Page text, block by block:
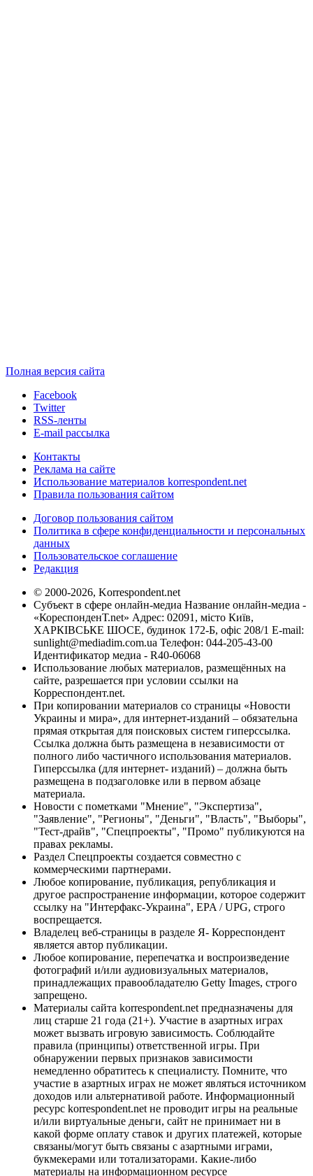
Полная версия сайта
Facebook
Twitter
RSS-ленты
E-mail рассылка
Контакты
Реклама на сайте
Использование материалов korrespondent.net
Правила пользования сайтом
Договор пользования сайтом
Политика в сфере конфиденциальности и персональных
данных
Пользовательское соглашение
Редакция
© 2000-2026, Korrespondent.net
Субъект в сфере онлайн-медиа Название онлайн-медиа -
«КореспонденТ.net» Адрес: 02091, місто Київ,
ХАРКІВСЬКЕ ШОСЕ, будинок 172-Б, офіс 208/1 E-mail:
sunlight@mediadim.com.ua Телефон: 044-205-43-00
Идентификатор медиа - R40-06068
Использование любых материалов, размещённых на
сайте, разрешается при условии ссылки на
Корреспондент.net.
При копировании материалов со страницы «Новости
Украины и мира», для интернет-изданий – обязательна
прямая открытая для поисковых систем гиперссылка.
Ссылка должна быть размещена в независимости от
полного либо частичного использования материалов.
Гиперссылка (для интернет- изданий) – должна быть
размещена в подзаголовке или в первом абзаце
материала.
Новости с пометками "Мнение", "Экспертиза",
"Заявление", "Регионы", "Деньги", "Власть", "Выборы",
"Тест-драйв", "Спецпроекты", "Промо" публикуются на
правах рекламы.
Раздел Спецпроекты создается совместно с
коммерческими партнерами.
Любое копирование, публикация, републикация и
другое распространение информации, которое содержит
ссылку на "Интерфакс-Украина", EPA / UPG, строго
воспрещается.
Владелец веб-страницы в разделе Я- Корреспондент
является автор публикации.
Любое копирование, перепечатка и воспроизведение
фотографий и/или аудиовизуальных материалов,
принадлежащих правообладателю Getty Images, строго
запрещено.
Материалы сайта korrespondent.net предназначены для
лиц старше 21 года (21+). Участие в азартных играх
может вызвать игровую зависимость. Соблюдайте
правила (принципы) ответственной игры. При
обнаружении первых признаков зависимости
немедленно обратитесь к специалисту. Помните, что
участие в азартных играх не может являться источником
доходов или альтернативой работе. Информационный
ресурс korrespondent.net не проводит игры на реальные
и/или виртуальные деньги, сайт не принимает ни в
какой форме оплату ставок и других платежей, которые
связаны/могут быть связаны с азартными играми,
букмекерами или тотализаторами. Какие-либо
материалы на информационном ресурсе